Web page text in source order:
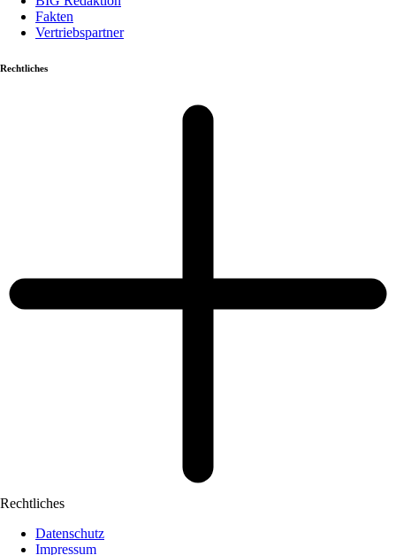
Fakten
Vertriebspartner
Rechtliches
Rechtliches
Datenschutz
Impressum